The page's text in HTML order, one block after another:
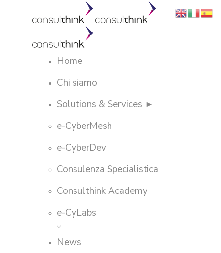
Home
Chi siamo
Solutions & Services ►
e-CyberMesh
e-CyberDev
Consulenza Specialistica
Consulthink Academy
e-CyLabs
News